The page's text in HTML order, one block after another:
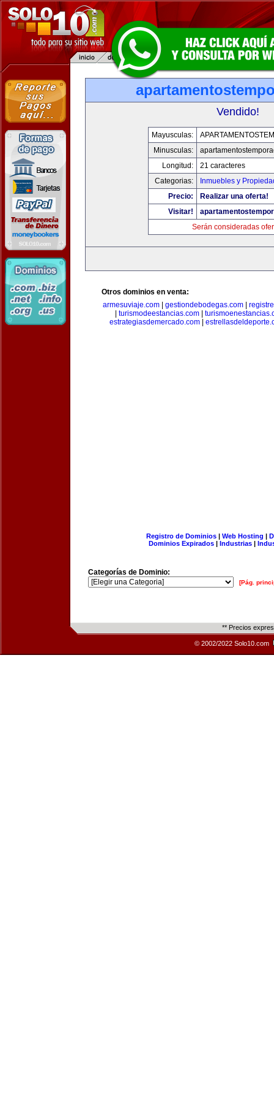
Vendido!
Mayusculas:
Minusculas:
Longitud:
21 caracteres
Categorias:
Inmuebles y
Precio:
Realizar una oferta!
Visitar!
Serán consideradas
Otros dominios en venta:
armesuviaje.com| gestiondebodegas.com|
turismodeestancias.com
estrategiasdemercado.com|
Registro de Dominios| Web Hosting |
Dominios Expirados | Industrias |
Categorías de Dominio:
[Pág.
** Precios
© 2002/2022 Solo10.com